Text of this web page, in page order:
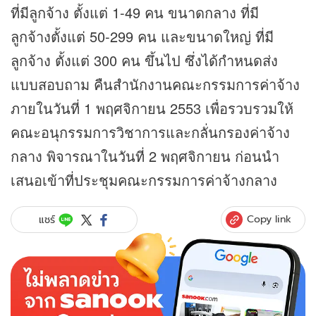
ที่มีลูกจ้าง ตั้งแต่ 1-49 คน ขนาดกลาง ที่มี
ลูกจ้างตั้งแต่ 50-299 คน และขนาดใหญ่ ที่มี
ลูกจ้าง ตั้งแต่ 300 คน ขึ้นไป ซึ่งได้กำหนดส่ง
แบบสอบถาม คืนสำนักงานคณะกรรมการค่าจ้าง
ภายในวันที่ 1 พฤศจิกายน 2553 เพื่อรวบรวมให้
คณะอนุกรรมการวิชาการและกลั่นกรองค่าจ้าง
กลาง พิจารณาในวันที่ 2 พฤศจิกายน ก่อนนำ
เสนอเข้าที่ประชุมคณะกรรมการค่าจ้างกลาง
แชร์ Copy link